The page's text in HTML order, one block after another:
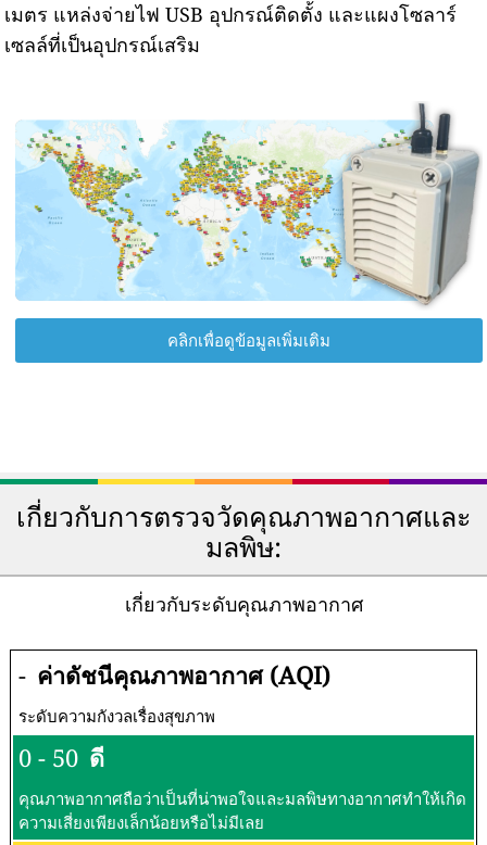
เมตร แหล่งจ่ายไฟ USB อุปกรณ์ติดตั้ง และแผงโซลาร์
เซลล์ที่เป็นอุปกรณ์เสริม
คลิกเพื่อดูข้อมูลเพิ่มเติม
เกี่ยวกับการตรวจวัดคุณภาพอากาศและ
มลพิษ:
เกี่ยวกับระดับคุณภาพอากาศ
- ค่าดัชนีคุณภาพอากาศ (AQI)
ระดับความกังวลเรื่องสุขภาพ
0 - 50 ดี
คุณภาพอากาศถือว่าเป็นที่น่าพอใจและมลพิษทางอากาศทำให้เกิด
ความเสี่ยงเพียงเล็กน้อยหรือไม่มีเลย